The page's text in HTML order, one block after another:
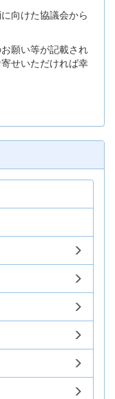
向けた協議会から
願い等が記載され
せいただければ幸